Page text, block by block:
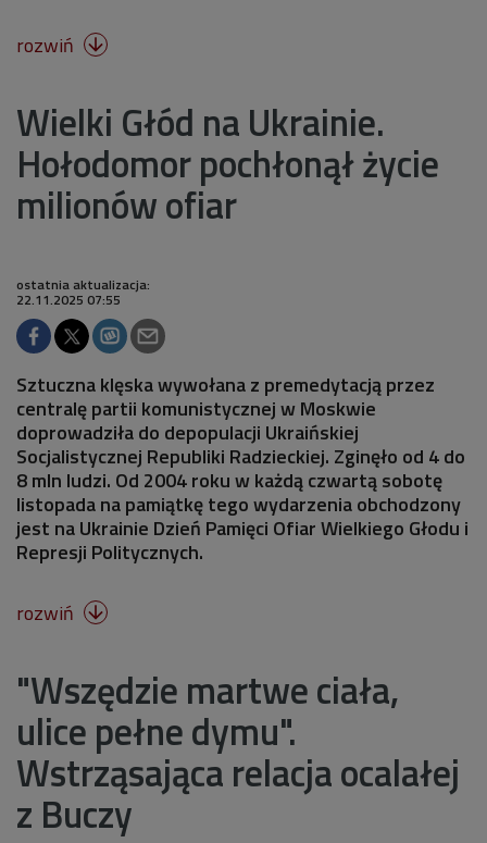
rozwiń 
Wielki Głód na Ukrainie.
Hołodomor pochłonął życie
milionów ofiar
ostatnia aktualizacja:
22.11.2025 07:55
Sztuczna klęska wywołana z premedytacją przez
centralę partii komunistycznej w Moskwie
doprowadziła do depopulacji Ukraińskiej
Socjalistycznej Republiki Radzieckiej. Zginęło od 4 do
8 mln ludzi. Od 2004 roku w każdą czwartą sobotę
listopada na pamiątkę tego wydarzenia obchodzony
jest na Ukrainie Dzień Pamięci Ofiar Wielkiego Głodu i
Represji Politycznych.
rozwiń 
"Wszędzie martwe ciała,
ulice pełne dymu".
Wstrząsająca relacja ocalałej
z Buczy